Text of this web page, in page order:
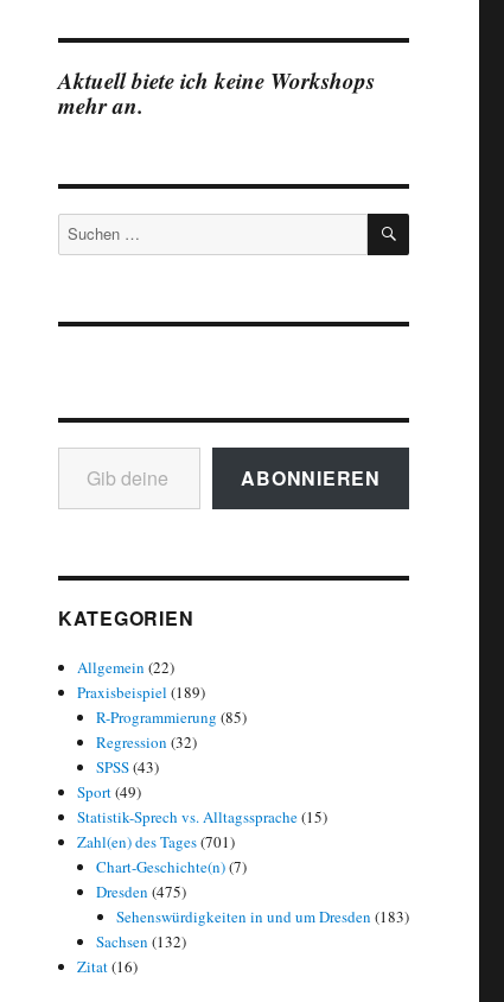
Aktuell biete ich keine Workshops
mehr an.
Suchen
nach:
SUCHEN
Gib deine E-Mail-Adresse ein ...
ABONNIEREN
KATEGORIEN
Allgemein (22)
Praxisbeispiel (189)
R-Programmierung (85)
Regression (32)
SPSS(43)
Sport(49)
Statistik-Sprech vs. Alltagssprache(15)
Zahl(en) des Tages(701)
Chart-Geschichte(n)(7)
Dresden (475)
Sehenswürdigkeiten in und um Dresden (183)
Sachsen (132)
Zitat(16)